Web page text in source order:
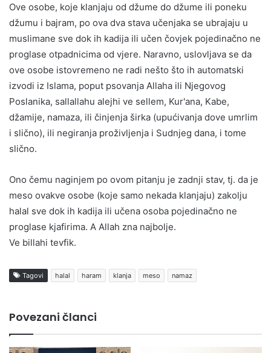
Ove osobe, koje klanjaju od džume do džume ili poneku
džumu i bajram, po ova dva stava učenjaka se ubrajaju u
muslimane sve dok ih kadija ili učen čovjek pojedinačno ne
proglase otpadnicima od vjere. Naravno, uslovljava se da
ove osobe istovremeno ne radi nešto što ih automatski
izvodi iz Islama, poput psovanja Allaha ili Njegovog
Poslanika, sallallahu alejhi ve sellem, Kur'ana, Kabe,
džamije, namaza, ili činjenja širka (upućivanja dove umrlim
i slično), ili negiranja proživljenja i Sudnjeg dana, i tome
slično.
Ono čemu naginjem po ovom pitanju je zadnji stav, tj. da je
meso ovakve osobe (koje samo nekada klanjaju) zakolju
halal sve dok ih kadija ili učena osoba pojedinačno ne
proglase kjafirima. A Allah zna najbolje.
Ve billahi tevfik.
Tagovi halal haram klanja meso namaz
Povezani članci